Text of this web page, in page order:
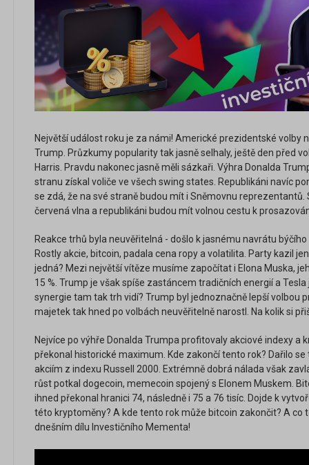
Největší událost roku je za námi! Americké prezidentské volby
Trump. Průzkumy popularity tak jasně selhaly, ještě den před
Harris. Pravdu nakonec jasně měli sázkaři. Výhra Donalda
stranu získal voliče ve všech swing states. Republikáni navíc
se zdá, že na své straně budou mít i Sněmovnu
červená vlna a republikáni budou mít volnou cestu k
Reakce trhů byla neuvěřitelná - došlo k jasnému navrátu
Rostly akcie, bitcoin, padala cena ropy a volatilita. Party kazil
jedná? Mezi největší vítěze musíme započítat i Elona Muska,
15 %. Trump je však spíše zastáncem tradičních energií a
synergie tam tak trh vidí? Trump byl jednoznačně lepší volbou
majetek tak hned po volbách neuvěřitelně narostl. Na kolik si
Nejvíce po výhře Donalda Trumpa profitovaly akciové indexy a
překonal historické maximum. Kde zakončí tento rok? Dařilo
akciím z indexu Russell 2000. Extrémně dobrá nálada však
růst potkal dogecoin, memecoin spojený s Elonem Muskem.
ihned překonal hranici 74, následně i 75 a 76 tisíc. Dojde k
této kryptoměny? A kde tento rok může bitcoin zakončit? A co
dnešním dílu Investičního Mementa!